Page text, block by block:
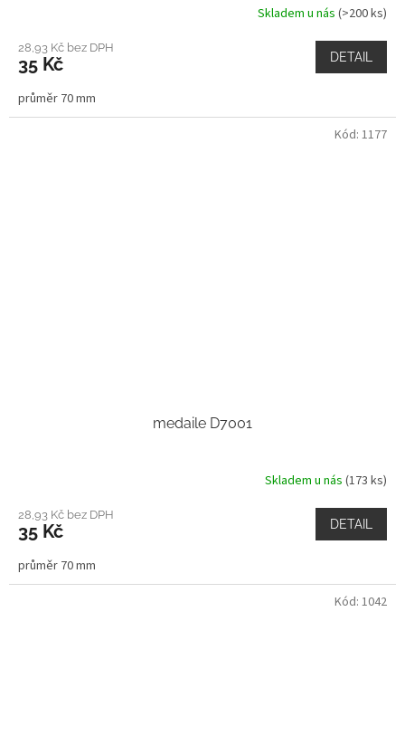
Skladem u nás (>200 ks)
28,93 Kč bez DPH
35 Kč DETAIL
průměr 70 mm
medaile D7001
Skladem u nás (173 ks)
28,93 Kč bez DPH
35 Kč DETAIL
průměr 70 mm
Kód: 1177
Kód: 1042